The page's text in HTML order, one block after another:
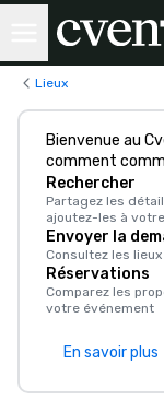
Lieux
Bienvenue au
comment
Rechercher
Partagez les
ajoutez-les à
Envoyer la
Consultez les
Réservations
Comparez les
votre événement
En savoir plus